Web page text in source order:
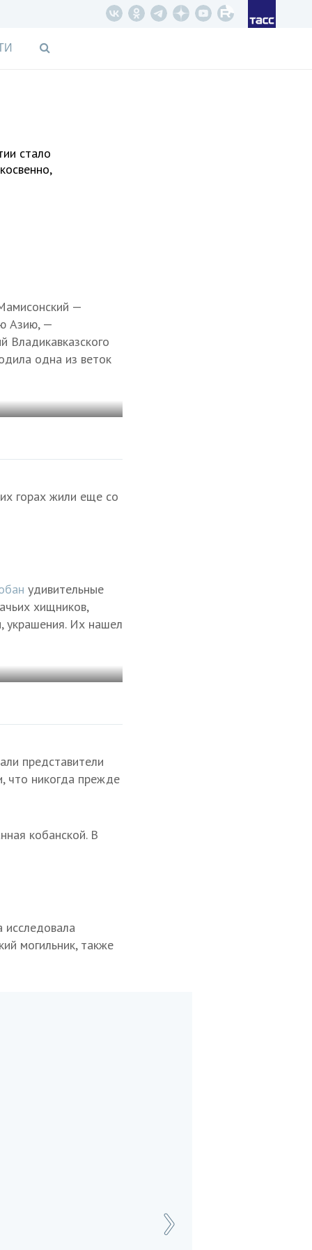
стало
—
Азию, —
Владикавказского
одна из веток
горах жили еще со
удивительные
хищников,
украшения. Их нашел
представители
что никогда прежде
кобанской. В
могильник, также